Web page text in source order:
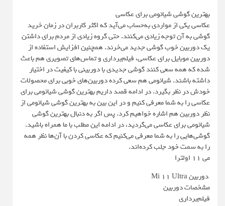
بهترین گوشی شیائومی برای عکاسی
عکاسی یکی از مواردی به‌حساب می‌آید که اکثر کاربران در زمان خرید
گوشی به آن توجه زیادی می‌کنند. حتی گروه زیادی از مردم برای داشتن
یک دوربین خوب گوشی جدید می‌خرند. همچنین افزایش استفاده از
دوربین موبایل برای عکاسی، فیلم‌برداری و تماس‌های تصویری هم باعث
شده که همه سعی کنند گوشی جدیدی با دوربینی با کیفیت در اختیار
داشته باشند. شیائومی هم سعی کرده دوربین‌های خوبی برای محصولات
خودش در نظر بگیرد. در ادامه قصد داریم بهترین گوشی شیائومی برای
عکاسی را به شما معرفی کنیم و در این بین به بهترین گوشی شیائومی از
نظر دوربین هم اشاره خواهیم کرد. پس اگر به دنبال بهترین گوشی
شیائومی برای عکاسی می‌گردید، در ادامه این مطلب با ما همراه باشید.
گوشی‌هایی را به شما معرفی می‌کنیم که عکاسی کردن با آن‌ها نظر همه
را به سمت خود جلب کرده‌اند.
می 11 اولترا
دوربین Mi 11 Ultra
مشخصات دوربین
فیلم‌برداری